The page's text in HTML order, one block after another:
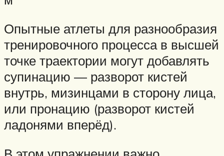
Опытные атлеты для разнообразия
тренировочного процесса в высшей
точке траектории могут добавлять
супинацию — разворот кистей
внутрь, мизинцами в сторону лица,
или пронацию (разворот кистей
ладонями вперёд).